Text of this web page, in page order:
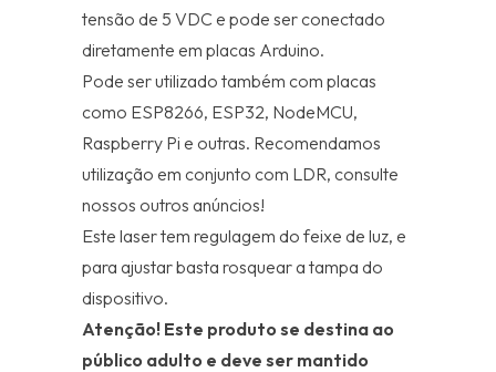
tensão de 5 VDC e pode ser conectado
diretamente em placas Arduino.
Pode ser utilizado também com placas
como ESP8266, ESP32, NodeMCU,
Raspberry Pi e outras. Recomendamos
utilização em conjunto com LDR, consulte
nossos outros anúncios!
Este laser tem regulagem do feixe de luz, e
para ajustar basta rosquear a tampa do
dispositivo.
Atenção! Este produto se destina ao
público adulto e deve ser mantido